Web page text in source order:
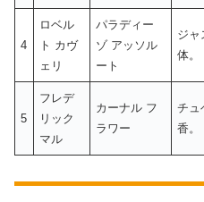
4
ロベル
ト カヴ
ェリ
パラディー
ゾ アッソル
ート
ジャ
体。
5
フレデ
リック
マル
カーナル フ
ラワー
チュ
香。